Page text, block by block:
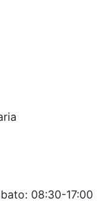
08:30-17:00